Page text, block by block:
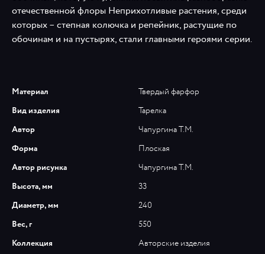
отечественной флоры Неприхотливые растения, среди
которых – степная колючка и репейник, растущие по
обочинам и на пустырях, стали главными героями серии.
Материал
Твердый фарфор
Вид изделия
Тарелка
Автор
Чапургина Т.М.
Форма
Плоская
Автор рисунка
Чапургина Т.М.
Высота, мм
33
Диаметр, мм
240
Вес, г
550
Коллекция
Авторские изделия